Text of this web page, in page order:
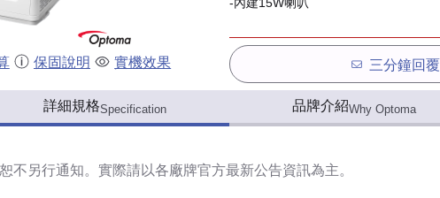
保固說明 實機效果 三分鐘回覆
詳細規格Specification 品牌介紹Why Optoma
不另行通知。實際請以各廠牌官方最新公告資訊為主。